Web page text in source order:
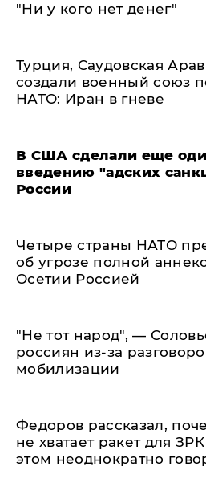
"Ни у кого нет денег"
Турция, Саудовская
создали военный союз
НАТО: Иран в гневе
В США сделали еще
введению "адских
России
Четыре страны НАТО
об угрозе полной
Осетии Россией
​"Не тот народ", —
россиян из-за
мобилизации
Федоров рассказал,
не хватает ракет для
этом неоднократно